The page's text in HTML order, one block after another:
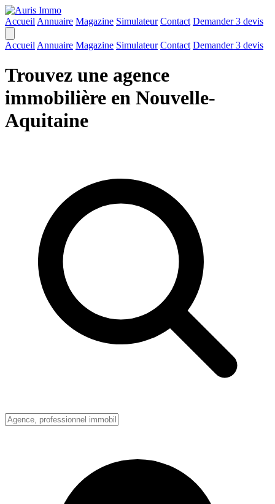
Accueil Annuaire Magazine Simulateur Contact Demander 3 devis
Accueil Annuaire Magazine Simulateur Contact Demander 3 devis
Trouvez une agence
immobilière en Nouvelle-
Aquitaine